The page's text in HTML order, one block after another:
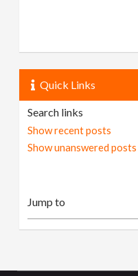
Quick Links
Search links
Show recent posts
Show unanswered posts